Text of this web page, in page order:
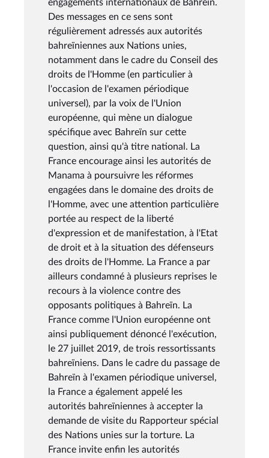
engagements internationaux de Bahreïn.
Des messages en ce sens sont
régulièrement adressés aux autorités
bahreïniennes aux Nations unies,
notamment dans le cadre du Conseil des
droits de l'Homme (en particulier à
l'occasion de l'examen périodique
universel), par la voix de l'Union
européenne, qui mène un dialogue
spécifique avec Bahreïn sur cette
question, ainsi qu'à titre national. La
France encourage ainsi les autorités de
Manama à poursuivre les réformes
engagées dans le domaine des droits de
l'Homme, avec une attention particulière
portée au respect de la liberté
d'expression et de manifestation, à l'Etat
de droit et à la situation des défenseurs
des droits de l'Homme. La France a par
ailleurs condamné à plusieurs reprises le
recours à la violence contre des
opposants politiques à Bahreïn. La
France comme l'Union européenne ont
ainsi publiquement dénoncé l'exécution,
le 27 juillet 2019, de trois ressortissants
bahreïniens. Dans le cadre du passage de
Bahreïn à l'examen périodique universel,
la France a également appelé les
autorités bahreïniennes à accepter la
demande de visite du Rapporteur spécial
des Nations unies sur la torture. La
France invite enfin les autorités